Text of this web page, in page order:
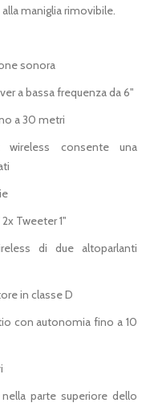
maniglia rimovibile.
sonora
a bassa frequenza da 6"
a 30 metri
wireless consente una
Tweeter 1"
di due altoparlanti
in classe D
con autonomia fino a 10
parte superiore dello